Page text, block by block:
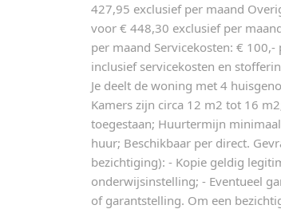
427,95 exclusief per maand
voor € 448,30 exclusief per
per maand Servicekosten: €
inclusief servicekosten en
Je deelt de woning met 4
Kamers zijn circa 12 m2 tot 16
toegestaan; Huurtermijn
huur; Beschikbaar per direct.
bezichtiging): - Kopie geldig
onderwijsinstelling; - Eventueel
of garantstelling. Om een